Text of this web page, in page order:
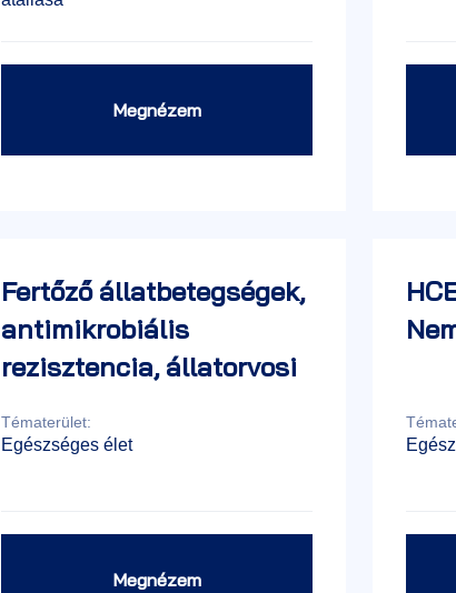
Megnézem
Fertőző állatbetegségek,
antimikrobiális
rezisztencia, állatorvosi
élelmiszerlánc-
Tématerület:
Egészséges élet
Megnézem